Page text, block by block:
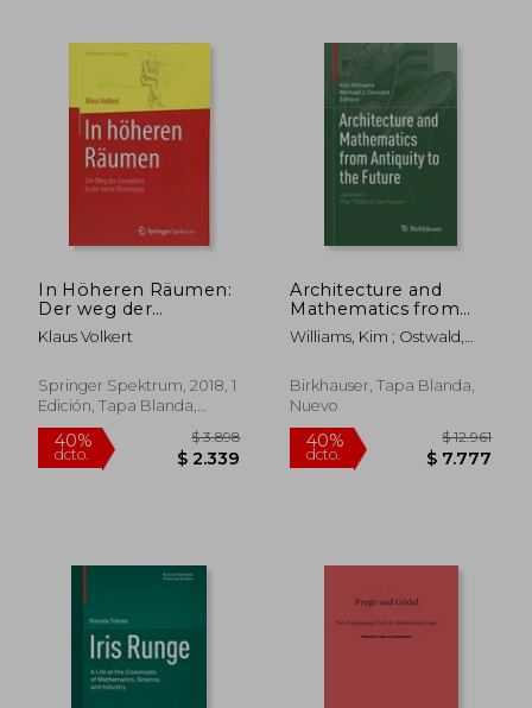
40%
dcto.
$ 7.420 40%
dcto.
In Höheren Räumen:
Der weg der
Geometrie in die
Vierte Dimension
Kontext) (en Alemán)
Klaus Volkert
Springer Spektrum, 2018, 1
Edición, Tapa Blanda,
Nuevo
Architecture and
Mathematics from
Antiquity to the
Future: Volume II:
Future (en Inglés)
Williams, Kim ; Ostwald,
Birkhauser, Tapa Blanda,
Nuevo